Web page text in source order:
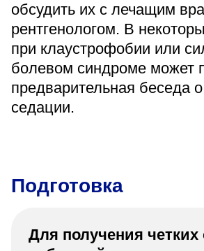
обсудить их с лечащим
рентгенологом. В
при клаустрофобии или
болевом синдроме может
предварительная беседа
седации.
Подготовка
Для получения четких